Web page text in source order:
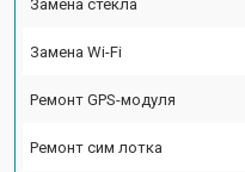
Замена стекла
Замена Wi-Fi
Ремонт GPS-модуля
Ремонт сим лотка